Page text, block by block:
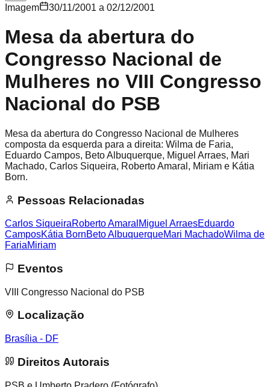
Imagem 30/11/2001 a 02/12/2001
Mesa da abertura do
Congresso Nacional de
Mulheres no VIII Congresso
Nacional do PSB
Mesa da abertura do Congresso Nacional de Mulheres
composta da esquerda para a direita: Wilma de Faria,
Eduardo Campos, Beto Albuquerque, Miguel Arraes, Mari
Machado, Carlos Siqueira, Roberto Amaral, Miriam e Kátia
Born.
Pessoas Relacionadas
Carlos SiqueiraRoberto Amaral Miguel ArraesEduardo
CamposKátia BornBeto AlbuquerqueMari MachadoWilma de
FariaMiriam
Eventos
VIII Congresso Nacional do PSB
Localização
Brasília - DF
Direitos Autorais